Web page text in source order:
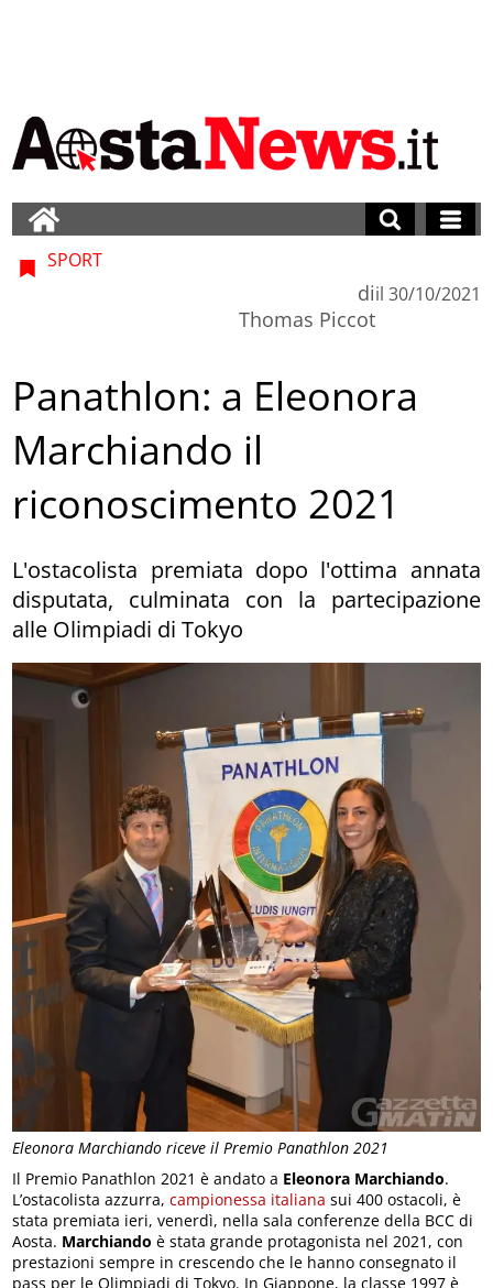
Eleonora Marchiando riceve il Premio Panathlon 2021
SPORT
di
Thomas Piccot
il 30/10/2021
Panathlon: a Eleonora
Marchiando il
riconoscimento 2021
L'ostacolista premiata dopo l'ottima annata
disputata, culminata con la partecipazione
alle Olimpiadi di Tokyo
Il Premio Panathlon 2021 è andato a Eleonora Marchiando.
L’ostacolista azzurra,campionessa italiana sui 400 ostacoli, è
stata premiata ieri, venerdì, nella sala conferenze della BCC di
Aosta. Marchiando è stata grande protagonista nel 2021, con
prestazioni sempre in crescendo che le hanno consegnato il
pass per le Olimpiadi di Tokyo. In Giappone, la classe 1997 è